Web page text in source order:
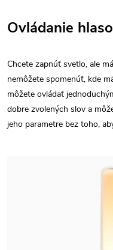
Ovládanie
Chcete zapnúť svetlo, ale
nemôžete spomenúť, kde
môžete ovládať
dobre zvolených slov a
jeho parametre bez toho,